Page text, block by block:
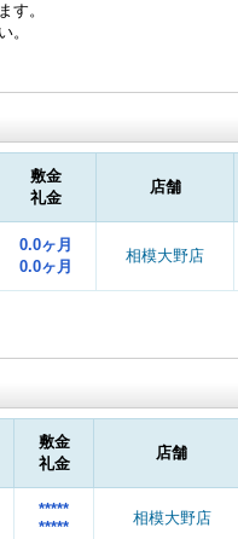
す。
。
敷金
礼金
店舗
0.0ヶ月
0.0ヶ月
相模大野店
敷金
礼金
店舗
*****
*****
相模大野店